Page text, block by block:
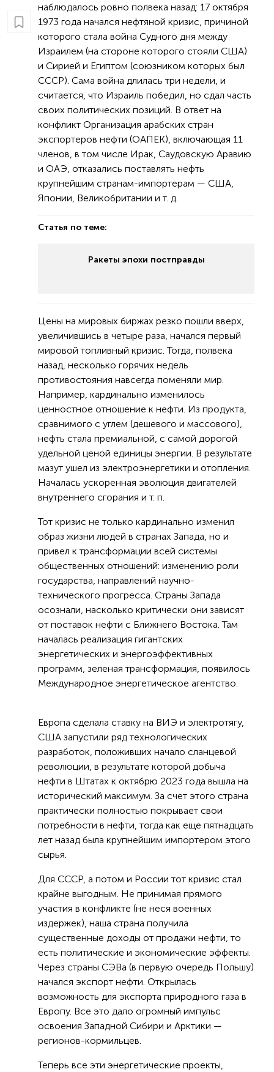
наблюдалось ровно полвека назад: 17 октября
1973 года начался нефтяной кризис, причиной
которого стала война Судного дня между
Израилем (на стороне которого стояли США)
и Сирией и Египтом (союзником которых был
СССР). Сама война длилась три недели, и
считается, что Израиль победил, но сдал часть
своих политических позиций. В ответ на
конфликт Организация арабских стран
экспортеров нефти (ОАПЕК), включающая 11
членов, в том числе Ирак, Саудовскую Аравию
и ОАЭ, отказались поставлять нефть
крупнейшим странам-импортерам — США,
Японии, Великобритании и т. д.
Статья по теме:
Ракеты эпохи постправды
Цены на мировых биржах резко пошли вверх,
увеличившись в четыре раза, начался первый
мировой топливный кризис. Тогда, полвека
назад, несколько горячих недель
противостояния навсегда поменяли мир.
Например, кардинально изменилось
ценностное отношение к нефти. Из продукта,
сравнимого с углем (дешевого и массового),
нефть стала премиальной, с самой дорогой
удельной ценой единицы энергии. В результате
мазут ушел из электроэнергетики и отопления.
Началась ускоренная эволюция двигателей
внутреннего сгорания и т. п.
Тот кризис не только кардинально изменил
образ жизни людей в странах Запада, но и
привел к трансформации всей системы
общественных отношений: изменению роли
государства, направлений научно-
технического прогресса. Страны Запада
осознали, насколько критически они зависят
от поставок нефти с Ближнего Востока. Там
началась реализация гигантских
энергетических и энергоэффективных
программ, зеленая трансформация, появилось
Международное энергетическое агентство.
Европа сделала ставку на ВИЭ и электротягу,
США запустили ряд технологических
разработок, положивших начало сланцевой
революции, в результате которой добыча
нефти в Штатах к октябрю 2023 года вышла на
исторический максимум. За счет этого страна
практически полностью покрывает свои
потребности в нефти, тогда как еще пятнадцать
лет назад была крупнейшим импортером этого
сырья.
Для СССР, а потом и России тот кризис стал
крайне выгодным. Не принимая прямого
участия в конфликте (не неся военных
издержек), наша страна получила
существенные доходы от продажи нефти, то
есть политические и экономические эффекты.
Через страны СЭВа (в первую очередь Польшу)
начался экспорт нефти. Открылась
возможность для экспорта природного газа в
Европу. Все это дало огромный импульс
освоения Западной Сибири и Арктики —
регионов-кормильцев.
Теперь все эти энергетические проекты,